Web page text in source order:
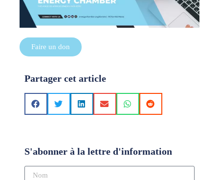
Faire un don
Partager cet article
S'abonner à la lettre d'information